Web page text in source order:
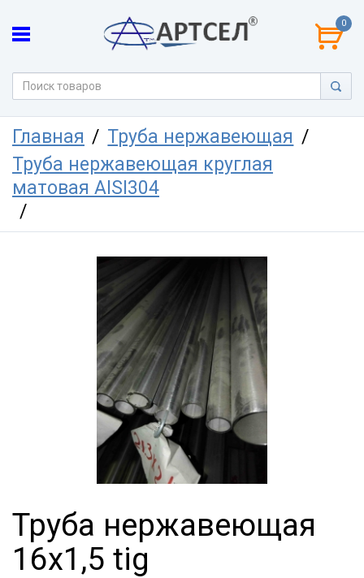
0
Главная
Труба нержавеющая
Труба нержавеющая круглая
матовая AISI304
Труба нержавеющая
16х1,5 tig